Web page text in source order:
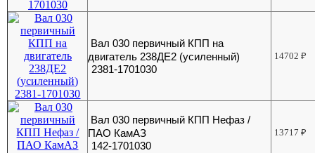
Вал 030 первичный КПП на
двигатель 238ДЕ2 (усиленный)
2381-1701030
14702₽
Вал 030 первичный КПП Нефаз /
ПАО КамАЗ
142-1701030
13717₽